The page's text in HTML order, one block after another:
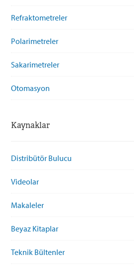
Refraktometreler
Polarimetreler
Sakarimetreler
Otomasyon
Kaynaklar
Distribütör Bulucu
Videolar
Makaleler
Beyaz Kitaplar
Teknik Bültenler